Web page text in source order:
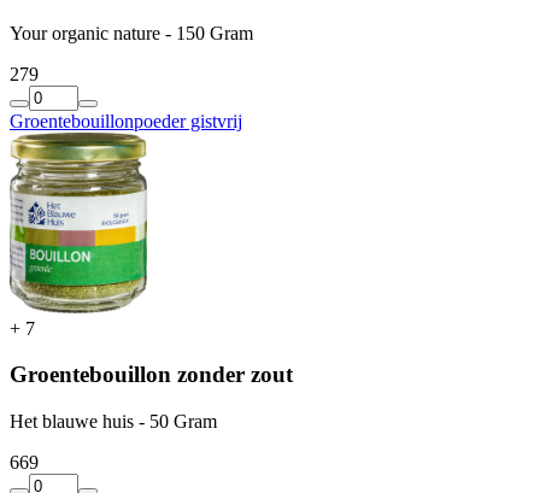
Your organic nature - 150 Gram
279
Groentebouillonpoeder gistvrij
+ 7
Groentebouillon zonder zout
Het blauwe huis - 50 Gram
669